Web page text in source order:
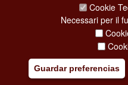
SOCIAL
Cookie
Necessari per il
Guardar preferencias